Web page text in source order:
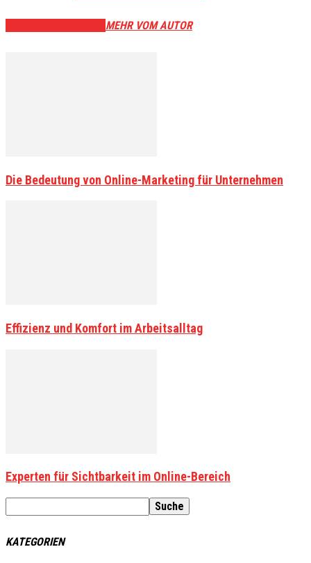
MEHR VOM AUTOR
Die Bedeutung von Online-Marketing für Unternehmen
Effizienz und Komfort im Arbeitsalltag
Experten für Sichtbarkeit im Online-Bereich
KATEGORIEN